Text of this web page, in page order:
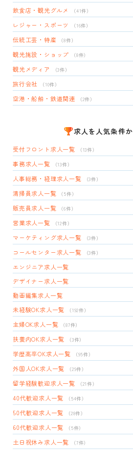
飲食店・観光グルメ （41件）
レジャー・スポーツ （16件）
伝統工芸・特産 （8件）
観光施設・ショップ （8件）
観光メディア （3件）
旅行会社 （10件）
空港・船舶・鉄道関連 （2件）
求人を人気条件
受付フロント求人一覧 （13件）
事務求人一覧 （13件）
人事総務・経理求人一覧 （3件）
清掃員求人一覧 （5件）
販売員求人一覧 （6件）
営業求人一覧 （12件）
マーケティング求人一覧 （3件）
コールセンター求人一覧 （3件）
エンジニア求人一覧
デザイナー求人一覧
動画編集求人一覧
未経験OK求人一覧
（192件）
主婦OK求人一覧 （87件）
扶養内OK求人一覧 （3件）
学歴高卒OK求人一覧 （95件）
外国人OK求人一覧 （29件）
留学経験歓迎求人一覧 （21件）
40代歓迎求人一覧 （54件）
50代歓迎求人一覧 （28件）
60代歓迎求人一覧 （5件）
土日祝休み求人一覧 （7件）